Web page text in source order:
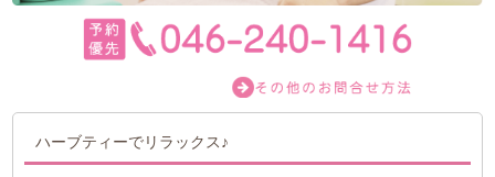
ハーブティーでリラックス♪